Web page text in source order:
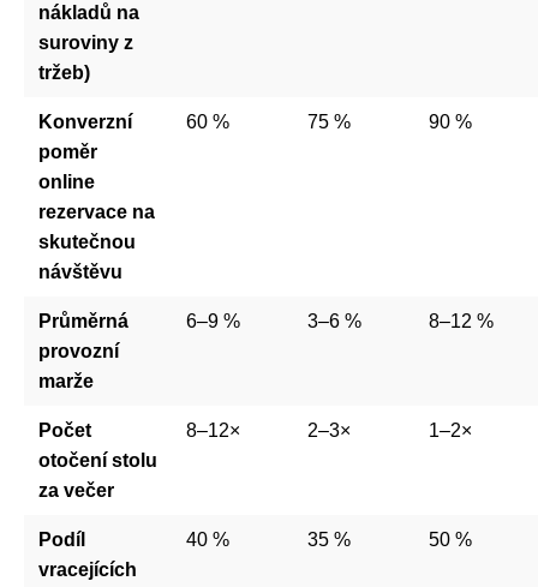
nákladů na
suroviny z
tržeb)
Konverzní
poměr
online
rezervace na
skutečnou
návštěvu
60 % 75 % 90 %
Průměrná
provozní
marže
6–9 % 3–6 % 8–12 %
Počet
otočení stolu
za večer
8–12× 2–3× 1–2×
Podíl
vracejících
40 % 35 % 50 %